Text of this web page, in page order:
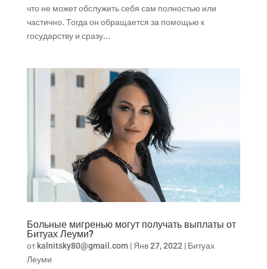
что не может обслужить себя сам полностью или
частично. Тогда он обращается за помощью к
государству и сразу...
Больные мигренью могут получать выплаты от
Битуах Леуми?
от kalnitsky80@gmail.com| Янв 27, 2022| Битуах
Леуми